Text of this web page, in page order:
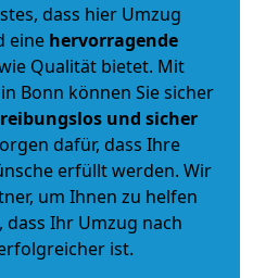
dass hier Umzug
eine hervorragende
Qualität bietet. Mit
Bonn können Sie sicher
reibungslos und sicher
dafür, dass Ihre
erfüllt werden. Wir
um Ihnen zu helfen
Ihr Umzug nach
ist.